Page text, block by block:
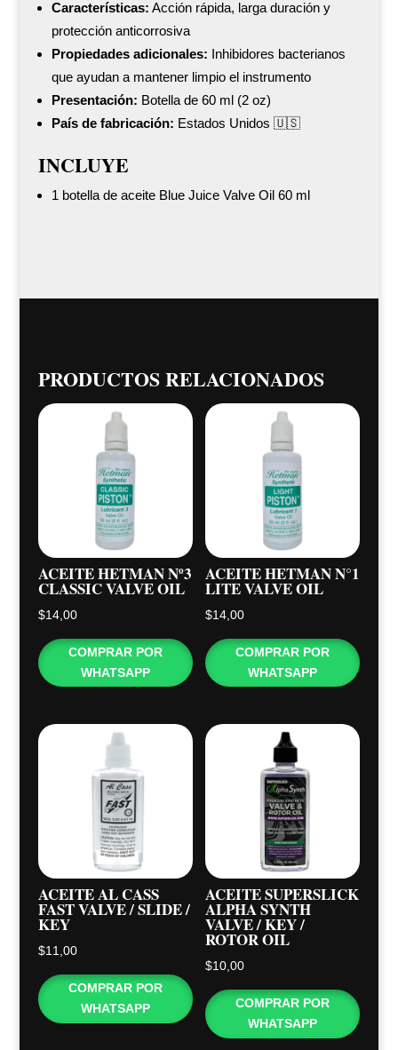
Características: Acción rápida, larga duración y
protección anticorrosiva
Propiedades adicionales: Inhibidores bacterianos
que ayudan a mantener limpio el instrumento
Presentación: Botella de 60 ml (2 oz)
País de fabricación: Estados Unidos 🇺🇸
INCLUYE
1 botella de aceite Blue Juice Valve Oil 60 ml
PRODUCTOS RELACIONADOS
ACEITE HETMAN Nº3
CLASSIC VALVE OIL
$14,00
COMPRAR POR
WHATSAPP
ACEITE HETMAN N°1
LITE VALVE OIL
$14,00
COMPRAR POR
WHATSAPP
ACEITE AL CASS
FAST VALVE / SLIDE /
KEY
$11,00
COMPRAR POR
WHATSAPP
ACEITE SUPERSLICK
ALPHA SYNTH
VALVE / KEY /
ROTOR OIL
$10,00
COMPRAR POR
WHATSAPP